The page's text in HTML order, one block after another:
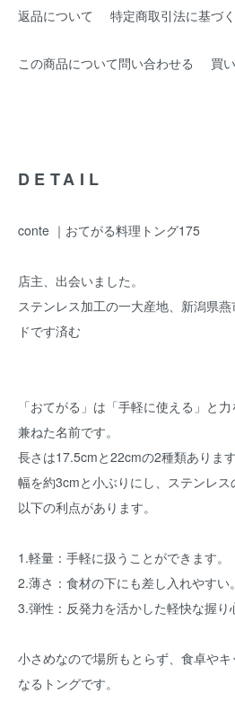
返品について 特定商取引法に基づ
この商品について問い合わせる 買
DETAIL
conte ｜おてがる料理トング175
店主、出会いました。
ステンレス加工の一大産地、新潟県
ドです済む
「おてがる」は「手軽に使える」と
兼ねた名前です。
長さは17.5cmと22cmの2種類あります
幅を約3cmと小ぶりにし、ステンレ
以下の利点があります。
1.軽量：手軽に扱うことができます。
2.薄さ：食材の下にも差し入れやすい。
3.弾性：反発力を活かした軽快な握り
小さめなので場所もとらず、食卓や
なるトングです。